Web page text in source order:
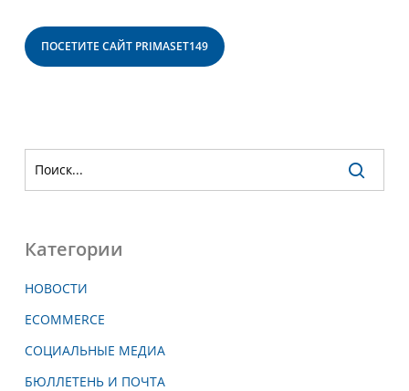
ПОСЕТИТЕ САЙТ PRIMASET149
Категории
НОВОСТИ
ECOMMERCE
СОЦИАЛЬНЫЕ МЕДИА
БЮЛЛЕТЕНЬ И ПОЧТА